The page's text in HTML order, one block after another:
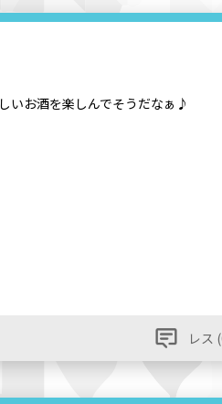
いお酒を楽しんでそうだなぁ♪
レス